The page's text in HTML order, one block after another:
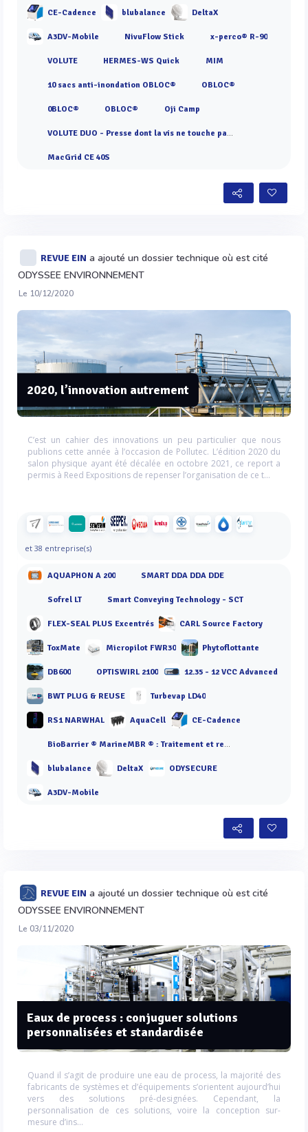
CE-Cadence blubalance DeltaX
A3DV-Mobile NivuFlow Stick x-perco® R-90
VOLUTE HERMES-WS Quick MIM
10 sacs anti-inondation OBLOC® OBLOC®
0BLOC® OBLOC® Oji Camp
VOLUTE DUO - Presse dont la vis ne touche pas les anneaux
MacGrid CE 40S
REVUE EIN a ajouté un dossier technique où est cité
ODYSSEE ENVIRONNEMENT
Le 10/12/2020
2020, l’innovation autrement
C’est un cahier des innovations un peu particulier que nous
publions cette année à l’occasion de Pollutec. L’édition 2020 du
salon physique ayant été décalée en octobre 2021, ce report a
permis à Reed Expositions de repenser l’organisation de ce t...
et 38 entreprise(s)
AQUAPHON A 200 SMART DDA DDA DDE
Sofrel LT Smart Conveying Technology - SCT
FLEX-SEAL PLUS Excentrés CARL Source Factory
ToxMate Micropilot FWR30 Phytoflottante
DB600 OPTISWIRL 2100 12.35 - 12 VCC Advanced
BWT PLUG & REUSE Turbevap LD40
RS1 NARWHAL AquaCell CE-Cadence
BioBarrier ® MarineMBR ® : Traitement et recyclage des eaux usées
blubalance DeltaX ODYSECURE
A3DV-Mobile
REVUE EIN a ajouté un dossier technique où est cité
ODYSSEE ENVIRONNEMENT
Le 03/11/2020
Eaux de process : conjuguer solutions
personnalisées et standardisée
Quand il s’agit de produire une eau de process, la majorité des
fabricants de systèmes et d’équipements s’orientent aujourd’hui
vers des solutions pré-designées. Cependant, la
personnalisation de ces solutions, voire la conception sur-
mesure d’ins...